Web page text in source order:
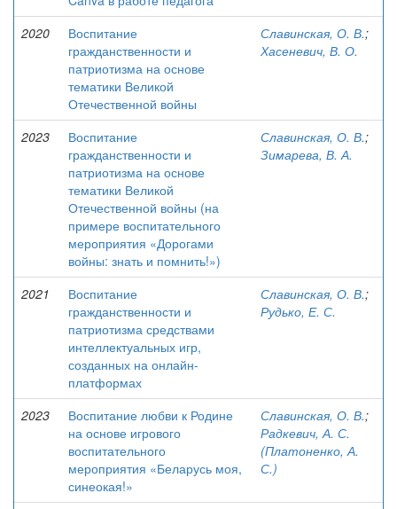
2020
Воспитание
гражданственности и
патриотизма на основе
тематики Великой
Отечественной войны
Славинская, О. В.;
Хасеневич, В. О.
2023
Воспитание
гражданственности и
патриотизма на основе
тематики Великой
Отечественной войны (на
примере воспитательного
мероприятия «Дорогами
войны: знать и помнить!»)
Славинская, О. В.;
Зимарева, В. А.
2021
Воспитание
гражданственности и
патриотизма средствами
интеллектуальных игр,
созданных на онлайн-
платформах
Славинская, О. В.;
Рудько, Е. С.
2023
Воспитание любви к Родине
на основе игрового
воспитательного
мероприятия «Беларусь моя,
синеокая!»
Славинская, О. В.;
Радкевич, А. С.
(Платоненко, А.
С.)